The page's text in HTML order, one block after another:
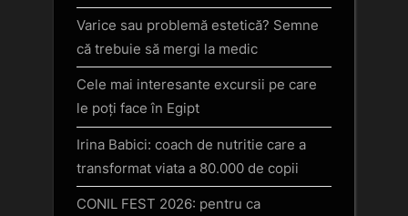
Varice sau problemă estetică? Semne
că trebuie să mergi la medic
Cele mai interesante excursii pe care
le poți face în Egipt
Irina Babici: coach de nutritie care a
transformat viata a 80.000 de copii
CONIL FEST 2026: pentru ca